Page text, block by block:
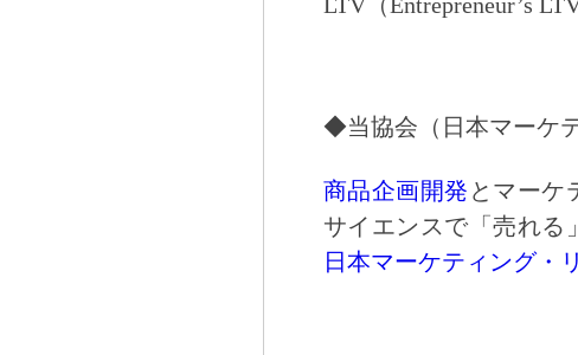
◆当協会（日本マーケ
商品企画開発 とマーケ
サイエンスで「売れる
日本マーケティング・